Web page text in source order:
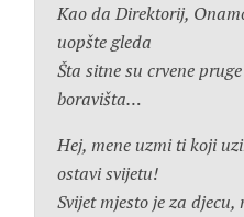
Kao da Direktorij,
uopšte gleda
Šta sitne su crvene
boravišta…
Hej, mene uzmi ti koji
ostavi svijetu!
Svijet mjesto je za